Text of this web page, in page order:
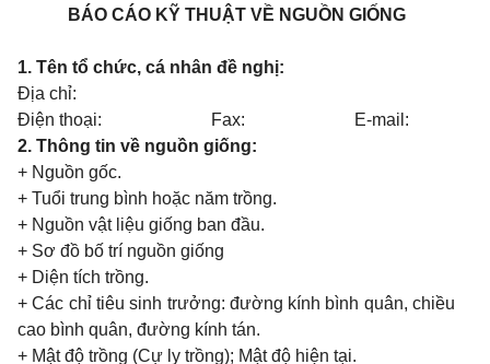
BÁO CÁO KỸ THUẬT VỀ NGUỒN GI ỐNG
1. Tên tổ chức, cá nhân đề nghị:
Địa chỉ:
Điện thoại:
Fax:
E-mail:
2. Thông tin về nguồn giống:
+ Nguồn gốc.
+ Tuổi trung bình hoặc năm trồng.
+ Nguồn vật liệu giống ban đầu.
+ Sơ đồ bố trí nguồn giống
+ Diện tích trồng.
+ Các chỉ tiêu sinh trưởng: đường kính bình quân, chiều
cao bình quân, đường kính tán.
+ Mật độ trồng (Cự ly trồng); Mật độ hiện tại.